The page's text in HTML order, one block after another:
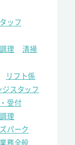
ッフ
理
清掃
リフト係
スタッフ
受付
理
パーク
務全般